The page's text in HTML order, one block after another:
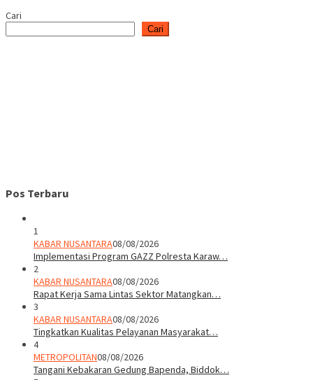
Cari
Cari
Pos Terbaru
1
KABAR NUSANTARA08/08/2026
Implementasi Program GAZZ Polresta Karaw…
2
KABAR NUSANTARA08/08/2026
Rapat Kerja Sama Lintas Sektor Matangkan…
3
KABAR NUSANTARA08/08/2026
Tingkatkan Kualitas Pelayanan Masyarakat…
4
METROPOLITAN08/08/2026
Tangani Kebakaran Gedung Bapenda, Biddok…